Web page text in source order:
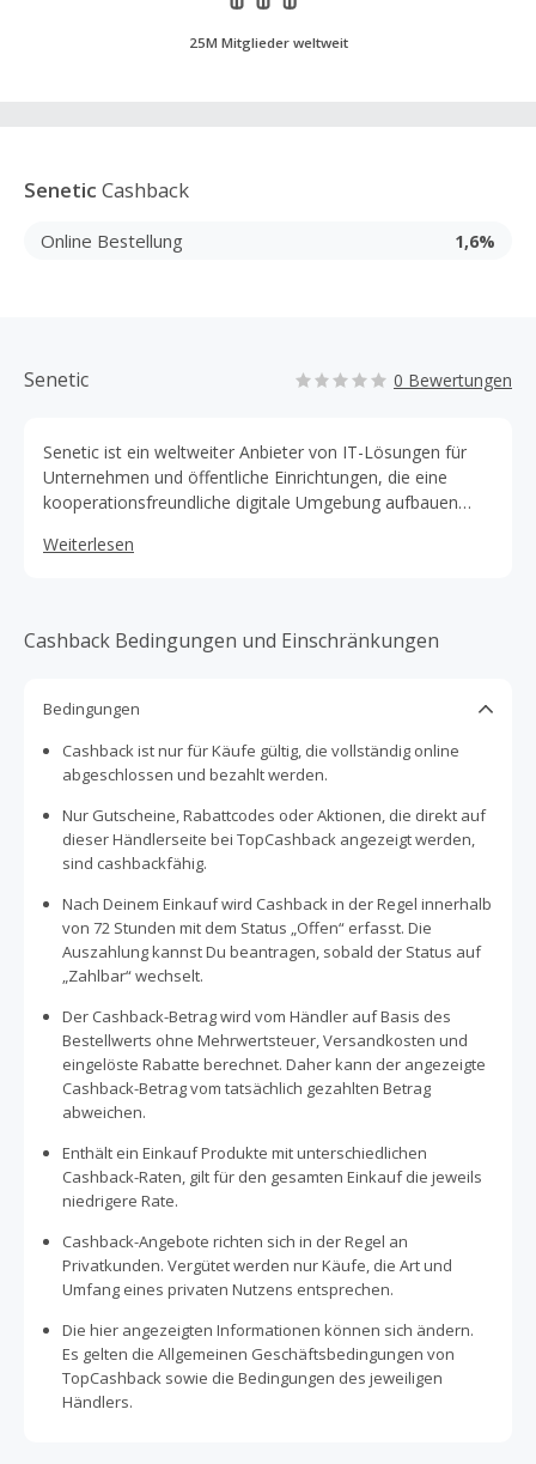
25M Mitglieder weltweit
Senetic Cashback
Online Bestellung 1,6%
Senetic 0 Bewertungen
Senetic ist ein weltweiter Anbieter von IT-Lösungen für
Unternehmen und öffentliche Einrichtungen, die eine
kooperationsfreundliche digitale Umgebung aufbauen
sicherstellen wollen.
Weiterlesen
Cashback Bedingungen und Einschränkungen
Bedingungen
Cashback ist nur für Käufe gültig, die vollständig online
abgeschlossen und bezahlt werden.
Nur Gutscheine, Rabattcodes oder Aktionen, die direkt auf
dieser Händlerseite bei TopCashback angezeigt werden,
sind cashbackfähig.
Nach Deinem Einkauf wird Cashback in der Regel innerhalb
von 72 Stunden mit dem Status „Offen“ erfasst. Die
Auszahlung kannst Du beantragen, sobald der Status auf
„Zahlbar“ wechselt.
Der Cashback-Betrag wird vom Händler auf Basis des
Bestellwerts ohne Mehrwertsteuer, Versandkosten und
eingelöste Rabatte berechnet. Daher kann der angezeigte
Cashback-Betrag vom tatsächlich gezahlten Betrag
abweichen.
Enthält ein Einkauf Produkte mit unterschiedlichen
Cashback-Raten, gilt für den gesamten Einkauf die jeweils
niedrigere Rate.
Cashback-Angebote richten sich in der Regel an
Privatkunden. Vergütet werden nur Käufe, die Art und
Umfang eines privaten Nutzens entsprechen.
Die hier angezeigten Informationen können sich ändern.
Es gelten die Allgemeinen Geschäftsbedingungen von
TopCashback sowie die Bedingungen des jeweiligen
Händlers.